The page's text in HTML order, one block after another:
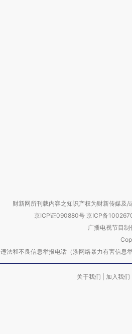
财新网所刊载内容之知识产权为财新传媒及/
京ICP证090880号 京ICP备
广播电视节目
违法和不良信息举报电话（涉网络暴力有害信
关于我们 加入我们